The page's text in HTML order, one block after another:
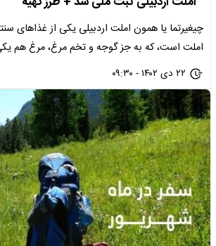
چیغیرتما یا همون املت اردبیلی یکی از غذاهای
املت است، که به جز گوجه و تخم‌ مرغ، مرغ هم
۲۲ دی ۱۴۰۲ - ۰۹:۳۰